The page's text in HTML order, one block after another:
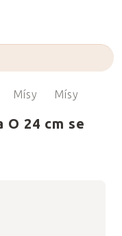
Mísy Mísy
O 24 cm se